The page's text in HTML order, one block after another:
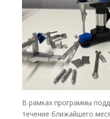
В рамках программы
течение ближайшего